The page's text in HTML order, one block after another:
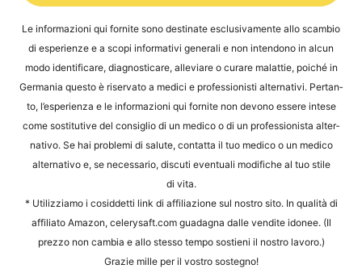
Le infor­ma­zio­ni qui for­ni­te sono desti­na­te esclu­si­v­a­men­te allo scam­bio
di espe­ri­en­ze e a sco­pi infor­ma­ti­vi gene­ra­li e non inten­do­no in alcun
modo iden­ti­fi­ca­re, dia­gno­sti­ca­re, alle­vi­a­re o cura­re malat­tie, poi­ché in
Ger­ma­nia ques­to è riser­va­to a medi­ci e pro­fes­sio­nis­ti alter­na­ti­vi. Per­tan­
to, l’e­s­pe­ri­en­za e le infor­ma­zio­ni qui for­ni­te non devo­no esse­re inte­se
come sosti­tu­ti­ve del con­siglio di un med­ico o di un pro­fes­sio­nis­ta alter­
na­tivo. Se hai pro­ble­mi di salu­te, contat­ta il tuo med­ico o un med­ico
alter­na­tivo e, se neces­sa­rio, dis­cu­ti even­tua­li modi­fi­che al tuo sti­le
di vita.
* Uti­liz­zia­mo i cosid­det­ti link di affi­lia­zio­ne sul nos­tro sito. In qua­li­tà di
affi­li­a­to Ama­zon, cele​ry​saft​.com gua­d­a­gna dal­le ven­dite ido­nee. (Il
prez­zo non cam­bia e allo stes­so tem­po sos­ti­eni il nos­tro lavoro.)
Gra­zie mil­le per il vos­tro sostegno!